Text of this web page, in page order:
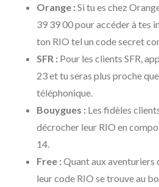
Orange :Si tu es chez
39 39 00 pour accéder à tes
ton RIO tel un code secret
SFR : Pour les clients SFR,
23 et tu seras plus proche
téléphonique.
Bouygues : Les fidèles
décrocher leur RIO en
14.
Free :Quant aux aventuriers
leur code RIO se trouve au